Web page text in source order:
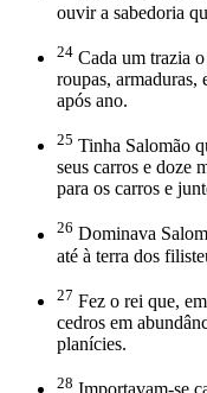
ouvir a sabedoria
24 Cada um trazia
roupas, armaduras,
após ano.
25 Tinha Salomão
seus carros e doze
para os carros e
26 Dominava
até à terra dos
27 Fez o rei que,
cedros em
planícies.
28